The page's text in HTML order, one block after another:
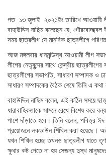
গত ১৩ জুলাই ২০২১ইং তারিখে আওয়ামী
বাহাউদ্দিন নাছিম বলেছেন যে,
সময় ছাত্রলীগ যে মানবিক ছাত্রলীগে
আজ মঙ্গলবার ধানমন্ডিস্থ আওয়ামী লীগ
লীগের নেতৃবৃন্দের সাথে কেন্দ্রীয়
ছাত্রলীগের সভাপতি, সাধারণ সম্পাদক ও
সাধারণ সম্পাদকের বৈঠক শেষে তিনি এ কথা
বাহাউদ্দিন নাছিম বলেন, এই কঠিন সময়ে
ধারাবাহিকতাকে সামনে রেখে বিশেষ করে
পাশে দাঁড়াতে হবে। তিনি বলেন, পবিত্র
প্রয়োজনে লকডাউন শিথিল করা হয়েছে।
যখন শিথিল হচ্ছে তখনও ছাত্রলীগ যাতে
ক্ষুধার কষ্ট পেতে না হয় সেজন্য দুস্থ